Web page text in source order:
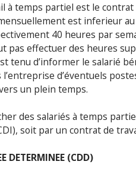
à temps partiel est le
est inferieur
40 heures par
pas effectuer des heures
tenu d’informer le salarié
d’éventuels
un plein temps.
des salariés à temps
soit par un contrat de
DETERMINEE (CDD)